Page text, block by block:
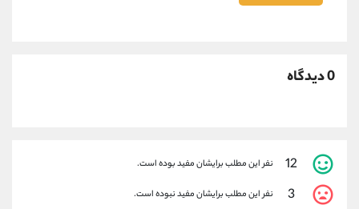
0 دیدگاه
12 نفر این مطلب برایشان مفید بوده است.
3 نفر این مطلب برایشان مفید نبوده است.